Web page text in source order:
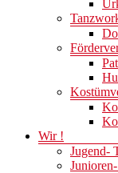
Wir !
Jugend-